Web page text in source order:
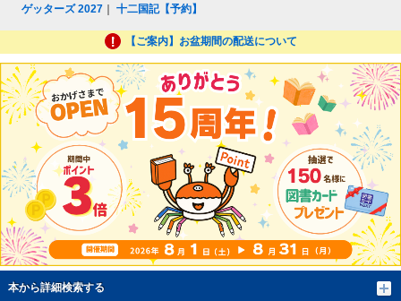
ゲッターズ 2027 ｜十二国記【予約】
【ご案内】お盆期間の配送について
本から詳細検索する